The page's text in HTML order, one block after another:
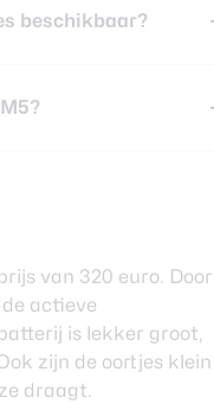
beschikbaar?
van 320 euro. Door
actieve
is lekker groot,
zijn de oortjes klein
draagt.